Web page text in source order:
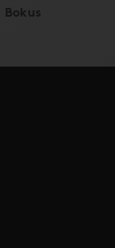
Bokus